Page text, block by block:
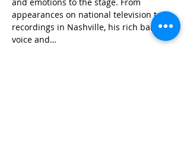
and emotions to the stage. From
appearances on national television to
recordings in Nashville, his rich baritone
voice and…